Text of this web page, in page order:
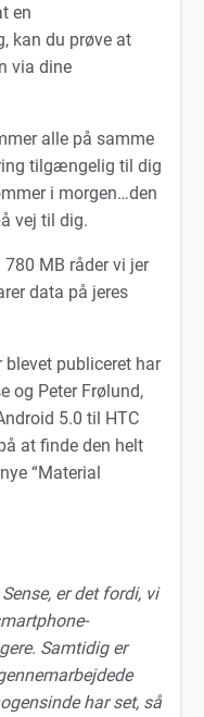
en
kan du prøve at
via dine
alle på samme
tilgængelig til dig
i morgen…den
vej til dig.
MB råder vi jer
data på jeres
blevet publiceret har
og Peter Frølund,
5.0 til HTC
at finde den helt
“Material
er det fordi, vi
Samtidig er
har set, så